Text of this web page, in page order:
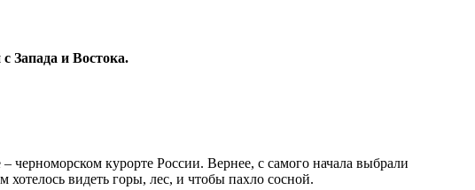
Запада и Востока.
курорте России. Вернее, с самого начала выбрали
видеть горы, лес, и чтобы пахло сосной.